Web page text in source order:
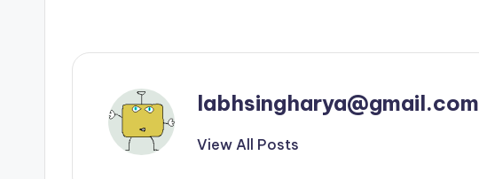
labhsingharya@gmail.com
View All Posts